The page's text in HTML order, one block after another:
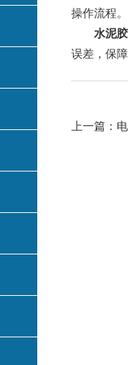
操作流程。
水泥
误差，保
上一篇：